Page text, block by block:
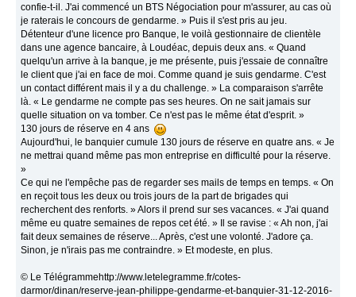
confie-t-il. J'ai commencé un BTS Négociation pour m'assurer, au cas où
je raterais le concours de gendarme. » Puis il s'est pris au jeu.
Détenteur d'une licence pro Banque, le voilà gestionnaire de clientèle
dans une agence bancaire, à Loudéac, depuis deux ans. « Quand
quelqu'un arrive à la banque, je me présente, puis j'essaie de connaître
le client que j'ai en face de moi. Comme quand je suis gendarme. C'est
un contact différent mais il y a du challenge. » La comparaison s'arrête
là. « Le gendarme ne compte pas ses heures. On ne sait jamais sur
quelle situation on va tomber. Ce n'est pas le même état d'esprit. »
130 jours de réserve en 4 ans
Aujourd'hui, le banquier cumule 130 jours de réserve en quatre ans. « Je
ne mettrai quand même pas mon entreprise en difficulté pour la réserve.
»
Ce qui ne l'empêche pas de regarder ses mails de temps en temps. « On
en reçoit tous les deux ou trois jours de la part de brigades qui
recherchent des renforts. » Alors il prend sur ses vacances. « J'ai quand
même eu quatre semaines de repos cet été. » Il se ravise : « Ah non, j'ai
fait deux semaines de réserve... Après, c'est une volonté. J'adore ça.
Sinon, je n'irais pas me contraindre. » Et modeste, en plus.
© Le Télégrammehttp://www.letelegramme.fr/cotes-
darmor/dinan/reserve-jean-philippe-gendarme-et-banquier-31-12-2016-